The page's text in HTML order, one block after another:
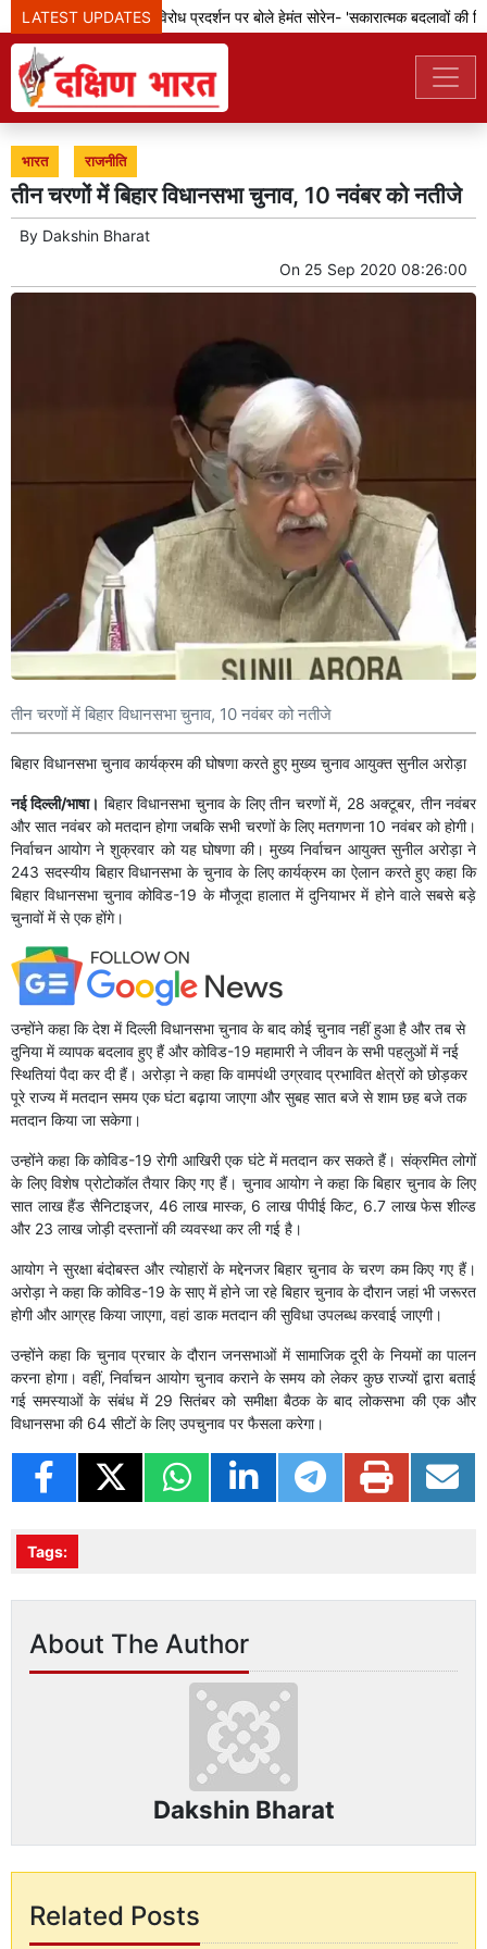
LATEST UPDATES
झारखंड: छात्रों के विरोध प्रदर्शन पर बोले हेमंत सोरेन- 'सकारात्मक बदलावों की
भारत राजनीति
तीन चरणों में बिहार विधानसभा चुनाव, 10 नवंबर को नतीजे
By Dakshin Bharat
On 25 Sep 2020 08:26:00
तीन चरणों में बिहार विधानसभा चुनाव, 10 नवंबर को नतीजे
बिहार विधानसभा चुनाव कार्यक्रम की घोषणा करते हुए मुख्य चुनाव आयुक्त सुनील अरोड़ा
नई दिल्ली/भाषा। बिहार विधानसभा चुनाव के लिए तीन चरणों में, 28 अक्टूबर, तीन नवंबर
और सात नवंबर को मतदान होगा जबकि सभी चरणों के लिए मतगणना 10 नवंबर को होगी।
निर्वाचन आयोग ने शुक्रवार को यह घोषणा की। मुख्य निर्वाचन आयुक्त सुनील अरोड़ा ने
243 सदस्यीय बिहार विधानसभा के चुनाव के लिए कार्यक्रम का ऐलान करते हुए कहा कि
बिहार विधानसभा चुनाव कोविड-19 के मौजूदा हालात में दुनियाभर में होने वाले सबसे बड़े
चुनावों में से एक होंगे।
उन्होंने कहा कि देश में दिल्ली विधानसभा चुनाव के बाद कोई चुनाव नहीं हुआ है और तब से
दुनिया में व्यापक बदलाव हुए हैं और कोविड-19 महामारी ने जीवन के सभी पहलुओं में नई
स्थितियां पैदा कर दी हैं। अरोड़ा ने कहा कि वामपंथी उग्रवाद प्रभावित क्षेत्रों को छोड़कर
पूरे राज्य में मतदान समय एक घंटा बढ़ाया जाएगा और सुबह सात बजे से शाम छह बजे तक
मतदान किया जा सकेगा।
उन्होंने कहा कि कोविड-19 रोगी आखिरी एक घंटे में मतदान कर सकते हैं। संक्रमित लोगों
के लिए विशेष प्रोटोकॉल तैयार किए गए हैं। चुनाव आयोग ने कहा कि बिहार चुनाव के लिए
सात लाख हैंड सैनिटाइजर, 46 लाख मास्क, 6 लाख पीपीई किट, 6.7 लाख फेस शील्ड
और 23 लाख जोड़ी दस्तानों की व्यवस्था कर ली गई है।
आयोग ने सुरक्षा बंदोबस्त और त्योहारों के मद्देनजर बिहार चुनाव के चरण कम किए गए हैं।
अरोड़ा ने कहा कि कोविड-19 के साए में होने जा रहे बिहार चुनाव के दौरान जहां भी जरूरत
होगी और आग्रह किया जाएगा, वहां डाक मतदान की सुविधा उपलब्ध करवाई जाएगी।
उन्होंने कहा कि चुनाव प्रचार के दौरान जनसभाओं में सामाजिक दूरी के नियमों का पालन
करना होगा। वहीं, निर्वाचन आयोग चुनाव कराने के समय को लेकर कुछ राज्यों द्वारा बताई
गई समस्याओं के संबंध में 29 सितंबर को समीक्षा बैठक के बाद लोकसभा की एक और
विधानसभा की 64 सीटों के लिए उपचुनाव पर फैसला करेगा।
Tags:
About The Author
Dakshin Bharat
Related Posts